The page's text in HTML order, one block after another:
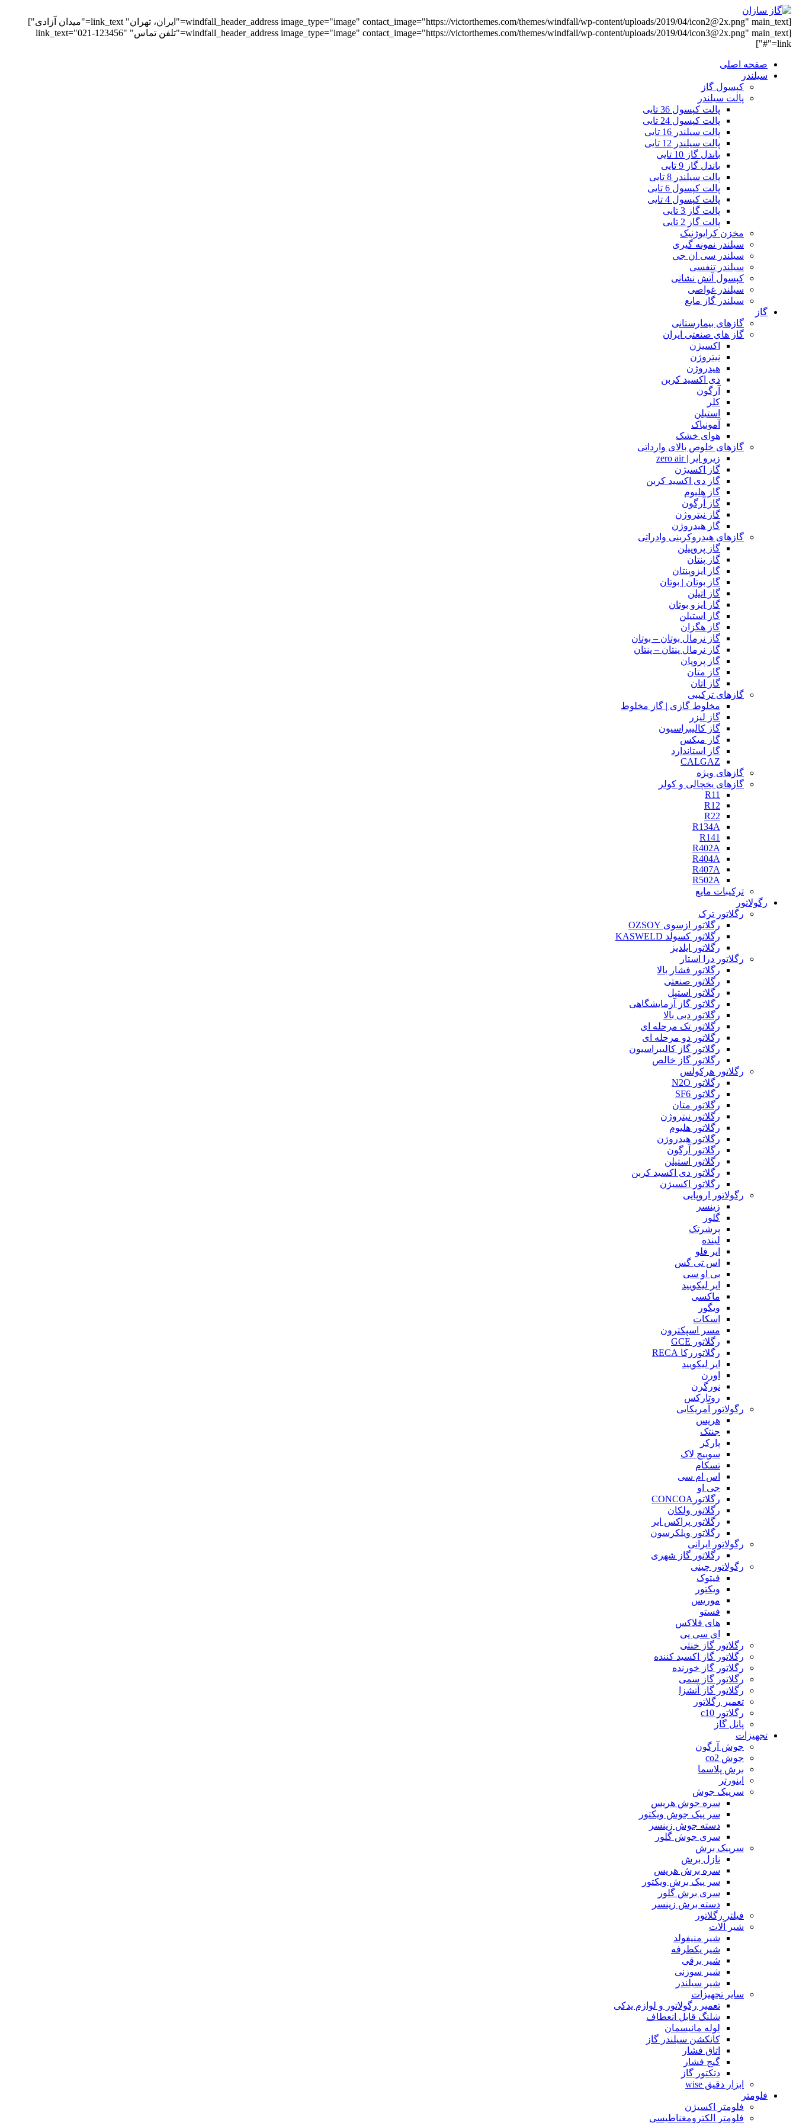
[windfall_header_address image_type="image" contact_image="https://victorthemes.com/themes/windfall/wp-content/uploads/2019/04/icon2@2x.png" main_text="ایران، تهران" link_text="میدان آزادی"]
[windfall_header_address image_type="image" contact_image="https://victorthemes.com/themes/windfall/wp-content/uploads/2019/04/icon3@2x.png" main_text="تلفن تماس" link_text="021-123456"
link="#"]
صفحه اصلی
سیلندر
کپسول گاز
پالت سیلندر
پالت کپسول 36 تایی
پالت کپسول 24 تایی
پالت سیلندر 16 تایی
پالت سیلندر 12 تایی
باندل گاز 10 تایی
باندل گاز 9 تایی
پالت سیلندر 8 تایی
پالت کپسول 6 تایی
پالت کپسول 4 تایی
پالت گاز 3 تایی
پالت گاز 2 تایی
مخزن کرایوژنیک
سیلندر نمونه گیری
سیلندر سی ان جی
سیلندر تنفسی
کپسول آتش نشانی
سیلندر غواصی
سیلندر گاز مایع
گاز
گازهای بیمارستانی
گاز های صنعتی ایران
اکسیژن
نیتروژن
هیدروژن
دی اکسید کربن
آرگون
کلر
استیلن
آمونیاک
هوای خشک
گازهای خلوص بالای وارداتی
زیرو ایر | zero air
گاز اکسیژن
گاز دی اکسید کربن
گاز هلیوم
گاز آرگون
گاز نیتروژن
گاز هیدروژن
گازهای هیدروکربنی وادراتی
گاز پروپیلن
گاز پنتان
گاز ایزوپنتان
گاز بوتان | بوتان
گاز اتیلن
گاز ایزو بوتان
گاز استیلن
گاز هگزان
گاز نرمال بوتان – بوتان
گاز نرمال پنتان – پنتان
گاز پروپان
گاز متان
گاز اتان
گازهای ترکیبی
مخلوط گازی | گاز مخلوط
گاز لیزر
گاز کالیبراسیون
گاز میکس
گاز استاندارد
CALGAZ
گازهای ویژه
گازهای یخچالی و کولر
R11
R12
R22
R134A
R141
R402A
R404A
R407A
R502A
ترکیبات مایع
رگولاتور
رگلاتور ترک
رگلاتور ازسوی OZSOY
رگلاتور کسولد KASWELD
رگلاتور ایلدیز
رگلاتور درا استار
رگلاتور فشار بالا
رگلاتور صنعتی
رگلاتور استیل
رگلاتور گاز آزمایشگاهی
رگلاتور دبی بالا
رگلاتور تک مرحله ای
رگلاتور دو مرحله ای
رگلاتور گاز کالیبراسیون
رگلاتور گاز خالص
رگلاتور هرکولس
رگلاتور N2O
رگلاتور SF6
رگلاتور متان
رگلاتور نیتروژن
رگلاتور هلیوم
رگلاتور هیدروژن
رگلاتور آرگون
رگلاتور استیلن
رگلاتور دی اکسید کربن
رگلاتور اکسیژن
رگولاتور اروپایی
زینسر
گلور
پرشرتک
لینده
ایر فلو
اس تی گس
بی او سی
ایر لیکویید
ماکسی
ویگور
اسکات
مسر اسپکترون
رگلاتور GCE
رگلاتوررکا RECA
ایر لیکویید
اورن
نورگرن
روتارکس
رگولاتور آمریکایی
هریس
جنتک
پارکر
سوییچ لاک
تسکام
اس ام سی
جی او
رگلاتورCONCOA
رگلاتور ولکان
رگلاتور پراکس ایر
رگلاتور ویلکرسون
رگولاتور ایرانی
رگلاتور گاز شهری
رگولاتور چینی
فیتوک
ویکتور
موریس
فستو
های فلاکس
ای سی یی
رگلاتور گاز خنثی
رگلاتور گاز اکسید کننده
رگلاتور گاز خورنده
رگلاتور گاز سمی
رگلاتور گاز آتشزا
تعمیر رگلاتور
رگلاتور c10
پانل گاز
تجهیزات
جوش آرگون
جوش co2
برش پلاسما
اینورتر
سرپیک جوش
سره جوش هریس
سر پیک جوش ویکتور
دسته جوش زینسر
سری جوش گلور
سرپیک برش
نازل برش
سره برش هریس
سر پیک برش ویکتور
سری برش گلور
دسته برش زینسر
فیلتر رگلاتور
شیر آلات
شیر منیفولد
شیر یکطرفه
شیر برقی
شیر سوزنی
شیر سیلندر
سایر تجهیزات
تعمیر رگولاتور و لوازم یدکی
شلنگ قابل انعطاف
لوله مانیسمان
کانکشن سیلندر گاز
اتاق فشار
گیج فشار
دتکتور گاز
ابزار دقیق wise
فلومتر
فلومتر اکسیژن
فلومتر الکترومغناطیسی